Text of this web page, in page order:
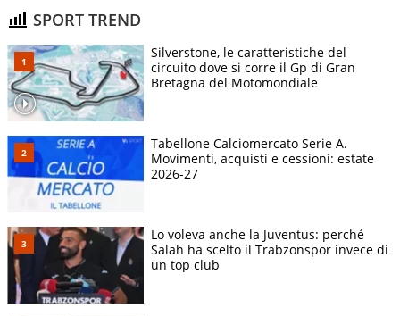
SPORT TREND
Silverstone, le caratteristiche del
circuito dove si corre il Gp di Gran
Bretagna del Motomondiale
Tabellone Calciomercato Serie A.
Movimenti, acquisti e cessioni: estate
2026-27
Lo voleva anche la Juventus: perché
Salah ha scelto il Trabzonspor invece di
un top club